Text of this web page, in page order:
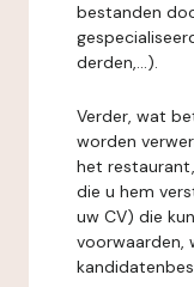
bestanden
derden,...).
Verder, wat
worden
het
die u hem
uw CV) die
voorwaarden,